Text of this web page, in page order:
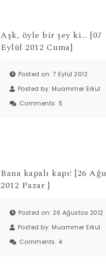
Aşk, öyle bir şey ki… [07
Eylül 2012 Cuma]
Posted on: 7 Eylül 2012
Posted by:Muammer Erkul
Comments: 5
Bana kapalı kapı! [26
2012 Pazar ]
Posted on: 26 Ağustos 2012
Posted by:Muammer Erkul
Comments: 4